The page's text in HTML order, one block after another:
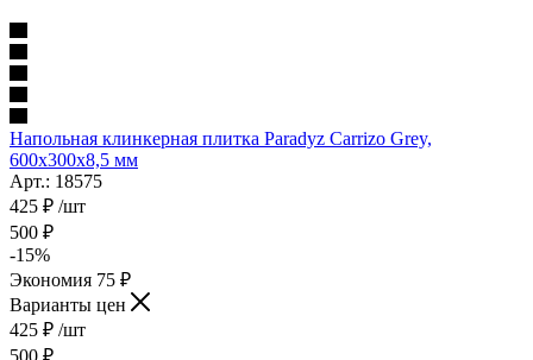
Напольная клинкерная плитка Paradyz Carrizo Grey,
600x300x8,5 мм
Арт.: 18575
425 ₽ /шт
500 ₽
-15%
Экономия 75 ₽
Варианты цен
425 ₽ /шт
500 ₽